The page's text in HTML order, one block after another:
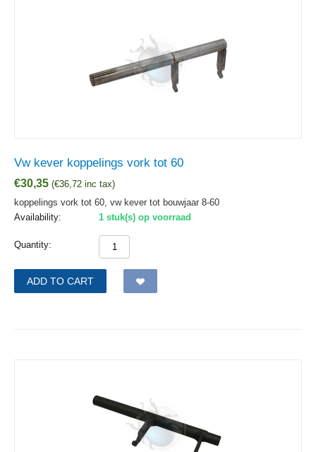
Vw kever koppelings vork tot 60
€30,35 (€36,72 inc tax)
koppelings vork tot 60, vw kever tot bouwjaar 8-60
Availability:
1 stuk(s) op voorraad
Quantity:
ADD TO CART